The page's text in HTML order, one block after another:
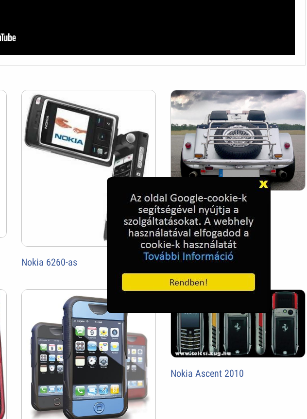
Nokia 6260-as
veterán autó
Nokia Ascent 2010